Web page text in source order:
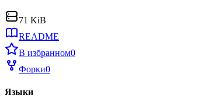
71 KiB
README
В избранном0
Форки0
Языки